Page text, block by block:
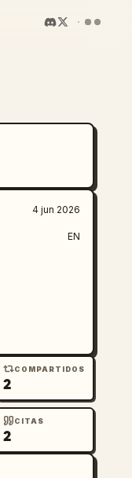
4 jun 2026
EN
COMPARTIDOS
2
CITAS
2